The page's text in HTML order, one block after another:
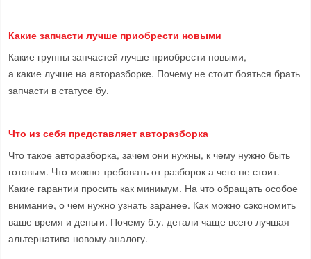
Какие запчасти лучше приобрести новыми
Какие группы запчастей лучше приобрести новыми,
а какие лучше на авторазборке. Почему не стоит бояться брать
запчасти в статусе бу.
Что из себя представляет авторазборка
Что такое авторазборка, зачем они нужны, к чему нужно быть
готовым. Что можно требовать от разборок а чего не стоит.
Какие гарантии просить как минимум. На что обращать особое
внимание, о чем нужно узнать заранее. Как можно сэкономить
ваше время и деньги. Почему б.у. детали чаще всего лучшая
альтернатива новому аналогу.